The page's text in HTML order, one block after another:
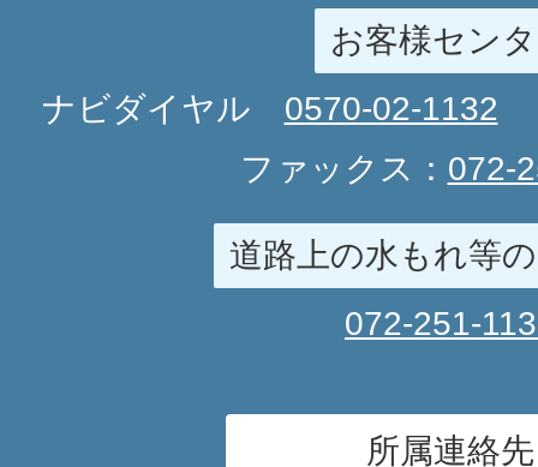
お客様セン
ナビダイヤル 0570-02-1132
ファックス： 072-
道路上の水もれ等
072-251-
所属連絡先